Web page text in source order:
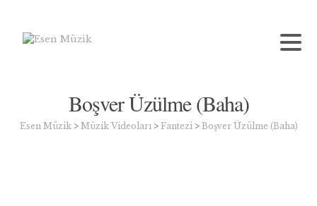
Boşver Üzülme (Baha)
Esen Müzik> Müzik Videoları > Fantezi > Boşver Üzülme (Baha)